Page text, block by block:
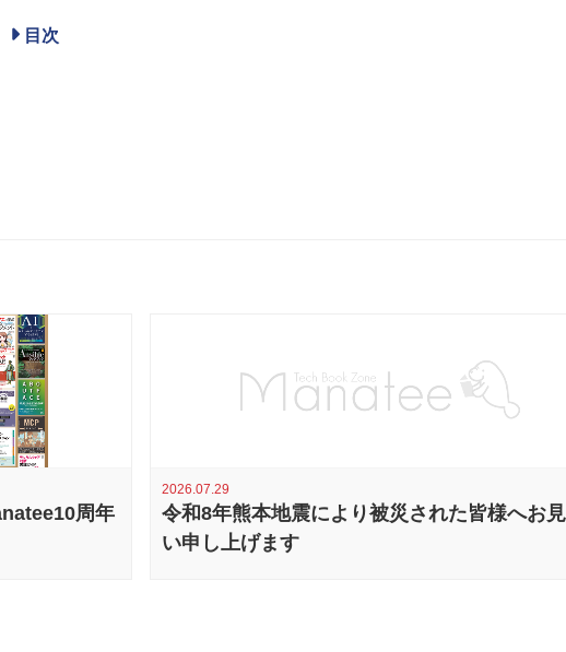
目次
周年
2026.07.29
令和8年熊本地震により被災された皆様へお
い申し上げます